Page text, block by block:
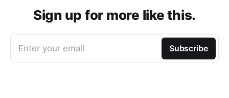
Sign up for more like this.
Enter your email Subscribe